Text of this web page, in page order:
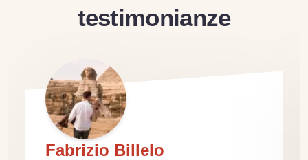
testimonianze
Fabrizio Billelo